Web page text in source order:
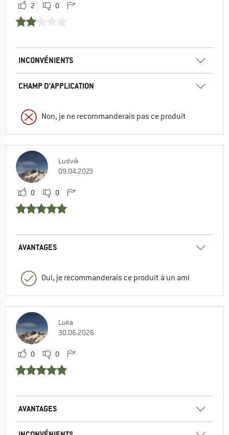
2 0
INCONVÉNIENTS
CHAMP D'APPLICATION
Non, je ne recommanderais pas ce produit
Ludvik
09.04.2023
0 0
AVANTAGES
Oui, je recommanderais ce produit à un ami
Luka
30.06.2026
0 0
AVANTAGES